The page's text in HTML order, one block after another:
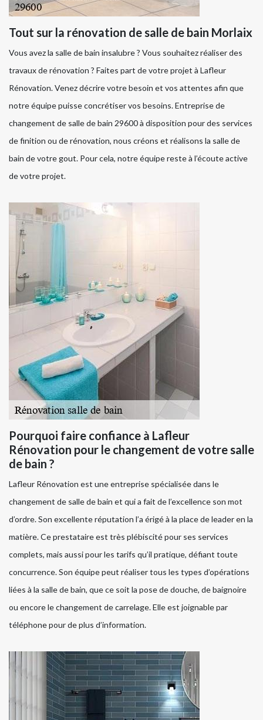
Tout sur la rénovation de salle de bain Morlaix
Vous avez la salle de bain insalubre ? Vous souhaitez réaliser des
travaux de rénovation ? Faites part de votre projet à Lafleur
Rénovation. Venez décrire votre besoin et vos attentes afin que
notre équipe puisse concrétiser vos besoins. Entreprise de
changement de salle de bain 29600 à disposition pour des services
de finition ou de rénovation, nous créons et réalisons la salle de
bain de votre gout. Pour cela, notre équipe reste à l’écoute active
de votre projet.
Pourquoi faire confiance à Lafleur
Rénovation pour le changement de votre salle
de bain ?
Lafleur Rénovation est une entreprise spécialisée dans le
changement de salle de bain et qui a fait de l’excellence son mot
d’ordre. Son excellente réputation l’a érigé à la place de leader en la
matière. Ce prestataire est très plébiscité pour ses services
complets, mais aussi pour les tarifs qu’il pratique, défiant toute
concurrence. Son équipe peut réaliser tous les types d’opérations
liées à la salle de bain, que ce soit la pose de douche, de baignoire
ou encore le changement de carrelage. Elle est joignable par
téléphone pour de plus d’information.